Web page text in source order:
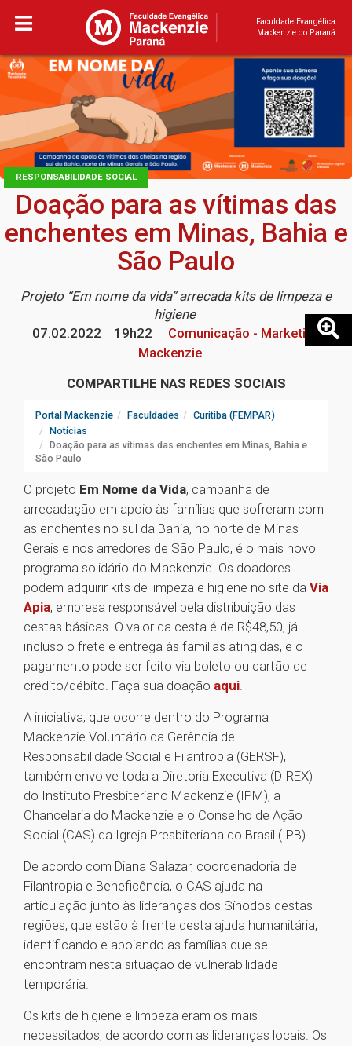
Faculdade Evangélica
Mackenzie do Paraná
RESPONSABILIDADE SOCIAL
Doação para as vítimas das
enchentes em Minas, Bahia e
São Paulo
Projeto “Em nome da vida” arrecada kits de limpeza e
higiene
07.02.2022
19h22
Comunicação - Marketing
Mackenzie
COMPARTILHE NAS REDES SOCIAIS
Portal Mackenzie Faculdades
Curitiba (FEMPAR)
Notícias
Doação para as vítimas das enchentes em Minas, Bahia e
São Paulo
O projeto Em Nome da Vida, campanha de
arrecadação em apoio às famílias que sofreram com
as enchentes no sul da Bahia, no norte de Minas
Gerais e nos arredores de São Paulo, é o mais novo
programa solidário do Mackenzie. Os doadores
podem adquirir kits de limpeza e higiene no site da Via
Apia, empresa responsável pela distribuição das
cestas básicas. O valor da cesta é de R$48,50, já
incluso o frete e entrega às famílias atingidas, e o
pagamento pode ser feito via boleto ou cartão de
crédito/débito. Faça sua doação aqui.
A iniciativa, que ocorre dentro do Programa
Mackenzie Voluntário da Gerência de
Responsabilidade Social e Filantropia (GERSF),
também envolve toda a Diretoria Executiva (DIREX)
do Instituto Presbiteriano Mackenzie (IPM), a
Chancelaria do Mackenzie e o Conselho de Ação
Social (CAS) da Igreja Presbiteriana do Brasil (IPB).
De acordo com Diana Salazar, coordenadoria de
Filantropia e Beneficência, o CAS ajuda na
articulação junto às lideranças dos Sínodos destas
regiões, que estão à frente desta ajuda humanitária,
identificando e apoiando as famílias que se
encontram nesta situação de vulnerabilidade
temporária.
Os kits de higiene e limpeza eram os mais
necessitados, de acordo com as lideranças locais. Os